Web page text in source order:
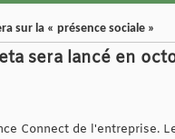
sur la « présence sociale »
sera lancé en
Connect de l'entreprise.